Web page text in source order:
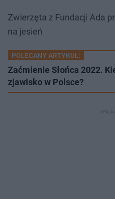
Zwierzęta z Fundacji Ada
na jesień
POLECANY ARTYKUŁ:
Zaćmienie Słońca 2022.
zjawisko w Polsce?